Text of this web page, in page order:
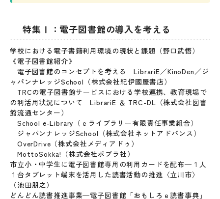
特集Ⅰ：電子図書館の導入を考える
学校における電子書籍利用環境の現状と課題（野口武悟）
《電子図書館紹介》
電子図書館のコンセプトを考える LibrariE／KinoDen／ジ
ャパンナレッジSchool（株式会社紀伊國屋書店）
TRCの電子図書館サービスにおける学校連携、教育現場で
の利活用状況について LibrariE ＆ TRC-DL（株式会社図書
館流通センター）
School e-Library（ｅライブラリー有限責任事業組合）
ジャパンナレッジSchool（株式会社ネットアドバンス）
OverDrive（株式会社メディアドゥ）
MottoSokka!（株式会社ポプラ社）
市立小・中学生に電子図書館専用の利用カードを配布─１人
１台タブレット端末を活用した読書活動の推進〈立川市〉
（池田朋之）
どんどん読書推進事業─電子図書館「おもしろｅ読書事典」